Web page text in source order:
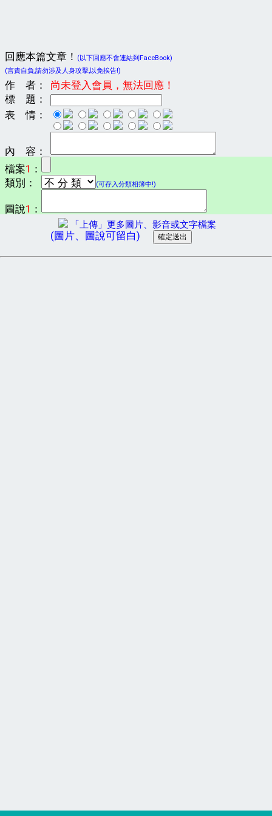
回應本篇文章！
(以下回應不會連結到FaceBook)
(言責自負,請勿涉及人身攻擊,以免挨告!)
作 者：
尚未登入會員，無法回應！
標 題：
表 情：
內 容：
檔案1 ：
類別：
(可存入分類相簿中!)
圖說1 ：
「上傳」更多圖片、影音或文字檔案
(圖片、圖說可留白)